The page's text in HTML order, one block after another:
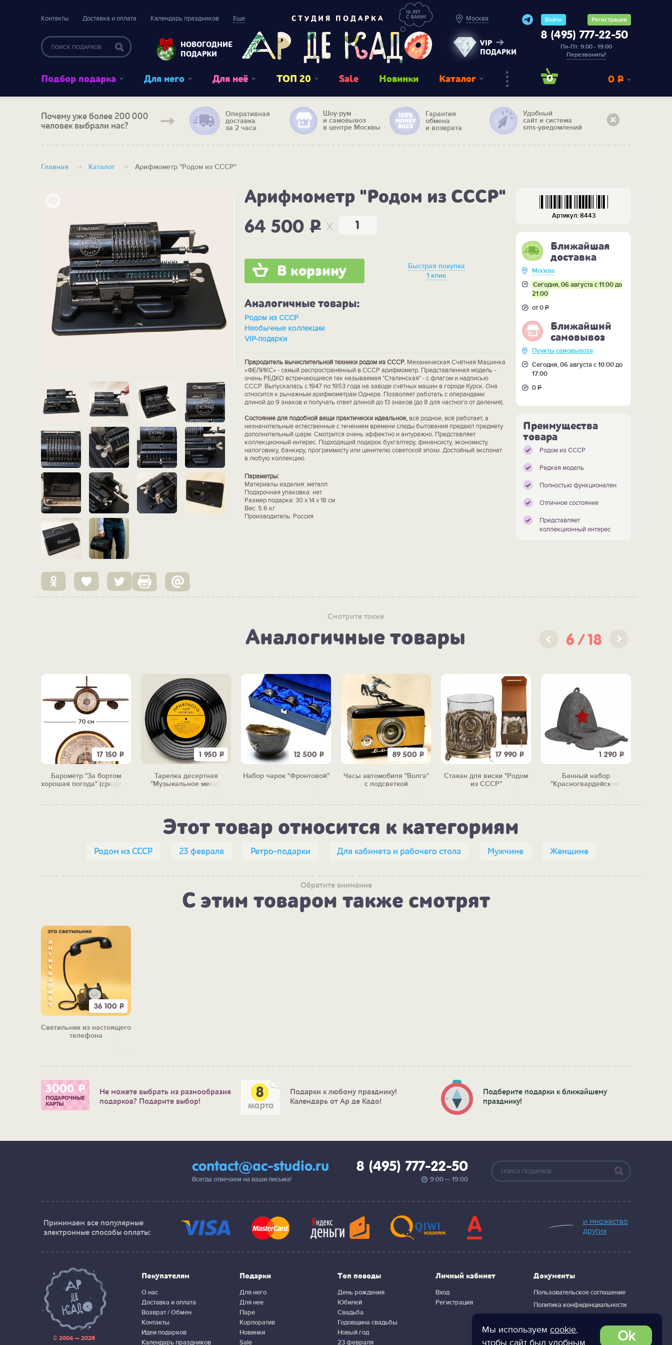
Мы используем cookie,
чтобы сайт был удобным.
Ok
Контакты Доставка и оплата Календарь праздников Еще
НОВОГОДНИЕ
ПОДАРКИ
СТУДИЯ ПОДАРКА Москва
VIP
ПОДАРКИ
Войти Регистрация
8 (495) 777-22-50
Пн-Пт: 9:00 - 19:00
Перезвонить?
Подбор подарка Для него Для неё ТОП 20 Sale Новинки Каталог 0 0 Р
Почему уже более 200 000
человек выбрали нас?
Оперативная
доставка
за 2 часа
Шоу-рум
и самовывоз
в центре Москвы
Гарантия
обмена
и возврата
Удобный
сайт и система
sms-уведомлений
Главная Каталог Арифмометр "Родом из СССР"
Арифмометр "Родом из СССР"
64 500P x
В корзину
Быстрая покупка
1 клик
Аналогичные товары:
Родом из СССР
Необычные коллекции
VIP-подарки
Прародитель вычислительной техники родом из СССР. Механическая Счётная Машинка
«ФЕЛИКС» - самый распространённый в СССР арифмометр. Представленная модель -
очень РЕДКО встречающиеся так называемая "Сталинская" - с флагом и надписью
СССР. Выпускалась с 1947 по 1953 года на заводе счётных машин в городе Курск. Она
относится к рычажным арифмометрам Однера. Позволяет работать с операндами
длиной до 9 знаков и получать ответ длиной до 13 знаков (до 8 для частного от деления).
Состояние для подобной вещи практически идеальное,всё родное, всё работает, а
незначительные естественные с течением времени следы бытования предают предмету
дополнительный шарм. Смотрится очень эффектно и антуражно. Представляет
коллекционный интерес. Подходящий подарок бухгалтеру, финансисту, экономисту,
налоговику, банкиру, программисту или ценителю советской эпохи. Достойный экспонат
в любую коллекцию.
Параметры:
Материалы изделия: металл
Подарочная упаковка: нет
Размер подарка: 30 х 14 х 18 см
Вес: 5.6 кг
Производитель: Россия
Артикул: 8443
Ближайшая
доставка
Москва
Сегодня, 06 августа с 11:00 до
21:00
от 0Р
Ближайший
самовывоз
Пункты самовывоза
Сегодня, 06 августа с 10:00 до
17:00
0Р
Преимущества
товара
Родом из СССР
Редкая модель
Полностью функционален
Отличное состояние
Представляет
коллекционный интерес
Смотрите также
Аналогичные товары 6 18
17 150 Р
Барометр "За бортом
хорошая погода" (средний)
1 950 Р
Тарелка десертная
"Музыкальное меню"
12 500 Р
Набор чарок "Фронтовой"
89 500 Р
Часы автомобиля "Волга"
с подсветкой
17 990 Р
Стакан для виски "Родом
из СССР"
1 290 Р
Банный набор
"Красногвардейский"
Этот товар относится к категориям
Родом из СССР 23 февраля Ретро-подарки Для кабинета и рабочего стола Мужчине Женщине
Обратите внимание
С этим товаром также смотрят
36 100 Р
Светильник из настоящего
телефона
Не можете выбрать из разнообразия
подарков? Подарите выбор!
Подарки к любому празднику!
Календарь от Ар де Кадо!
Подберите подарки к ближайшему
празднику!
contact@ac-studio.ru
Всегда отвечаем на ваши письма!
8 (495) 777-22-50
9:00 — 19:00
Принимаем все популярные
электронные способы оплаты:
и множество
других
© 2004 — 2026
Покупателям
О нас
Доставка и оплата
Возврат / Обмен
Контакты
Идеи подарков
Календарь праздников
Подарки
Для него
Для нее
Паре
Корпоратив
Новинки
Sale
Топ поводы
День рождения
Юбилей
Свадьба
Годовщина свадьбы
Новый год
23 февраля
Личный кабинет
Вход
Регистрация
Документы
Пользовательское соглашение
Политика конфиденциальности